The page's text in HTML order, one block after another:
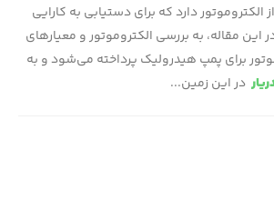
دارد که برای دستیابی به کارایی
مقاله، به بررسی الکتروموتور و معیارهای
برای پمپ هیدرولیک پرداخته می‌شود و به
در این زمین...